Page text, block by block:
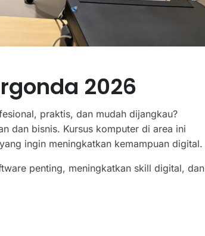
2026
praktis, dan mudah dijangkau?
dan bisnis. Kursus komputer di area ini
ingin meningkatkan kemampuan digital.
penting, meningkatkan skill digital, dan